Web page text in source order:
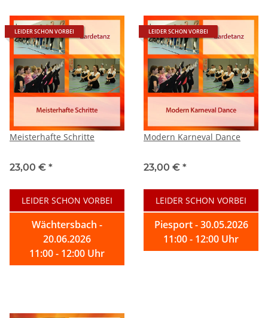
LEIDER SCHON VORBEI
Meisterhafte Schritte
23,00 € *
LEIDER SCHON VORBEI
Wächtersbach -
20.06.2026
11:00 - 12:00 Uhr
LEIDER SCHON VORBEI
Modern Karneval Dance
23,00 € *
LEIDER SCHON VORBEI
Piesport - 30.05.2026
11:00 - 12:00 Uhr